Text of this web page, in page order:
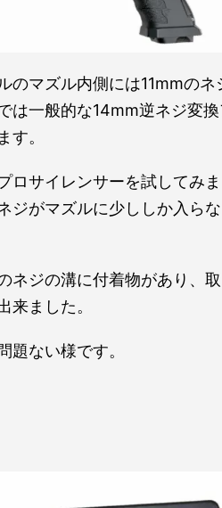
のマズル内側には11mmのネ
は一般的な14mm逆ネジ変
す。
ロサイレンサーを試してみま
ジがマズルに少ししか入らな
ネジの溝に付着物があり、取
来ました。
題ない様です。